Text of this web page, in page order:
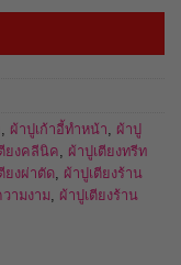
, ผ้าปูเก้าอี้ทำหน้า, ผ้าปู
ยงคลีนิค, ผ้าปูเตียงทรีท
ยงผ่าตัด, ผ้าปูเตียงร้าน
ามงาม, ผ้าปูเตียงร้าน